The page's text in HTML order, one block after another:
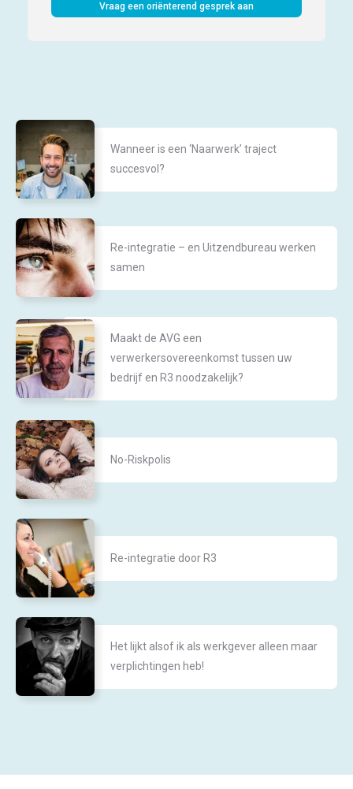
Vraag een oriënterend gesprek aan
Wanneer is een ‘Naarwerk’ traject
succesvol?
Re-integratie – en Uitzendbureau werken
samen
Maakt de AVG een
verwerkersovereenkomst tussen uw
bedrijf en R3 noodzakelijk?
No-Riskpolis
Re-integratie door R3
Het lijkt alsof ik als werkgever alleen maar
verplichtingen heb!